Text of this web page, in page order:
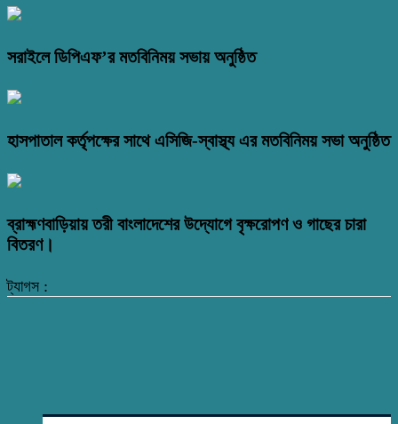
সরাইলে ডিপিএফ’র মতবিনিময় সভায় অনুষ্ঠিত
হাসপাতাল কর্তৃপক্ষের সাথে এসিজি-স্বাস্থ্য এর মতবিনিময় সভা অনুষ্ঠিত
ব্রাহ্মণবাড়িয়ায় তরী বাংলাদেশের উদ্যোগে বৃক্ষরোপণ ও গাছের চারা
বিতরণ।
ট্যাগস :